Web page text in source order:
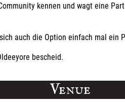
kennen und wagt eine
auch die Option einfach mal ein
bescheid.
Venue